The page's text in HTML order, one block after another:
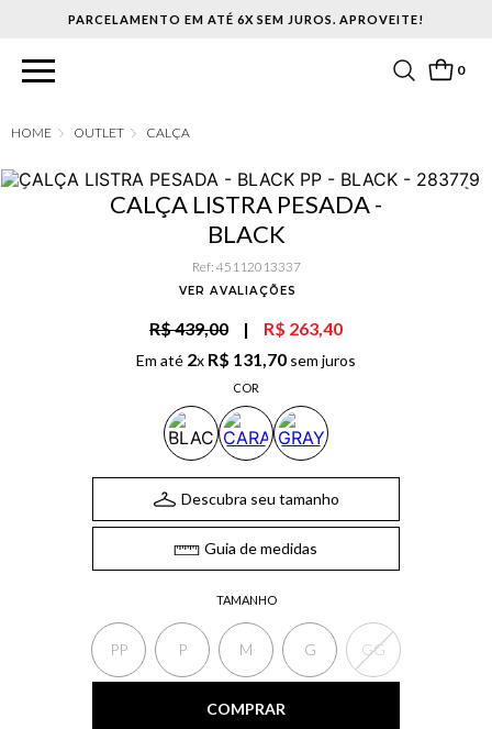
PARCELAMENTO EM ATÉ 6X SEM JUROS. APROVEITE!
0
OUTLET CALÇA
CALÇA LISTRA PESADA -
BLACK
Ref: 45112013337
VER AVALIAÇÕES
R$ 439,00 | R$ 263,40
Em até 2x R$ 131,70 sem juros
COR
TAMANHO
PP P M G GG
Descubra seu tamanho
Guia de medidas
COMPRAR